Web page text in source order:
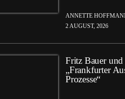
ANNETTE
2 AUGUST, 2026
Fritz Bauer und
„Frankfurter
Prozesse“